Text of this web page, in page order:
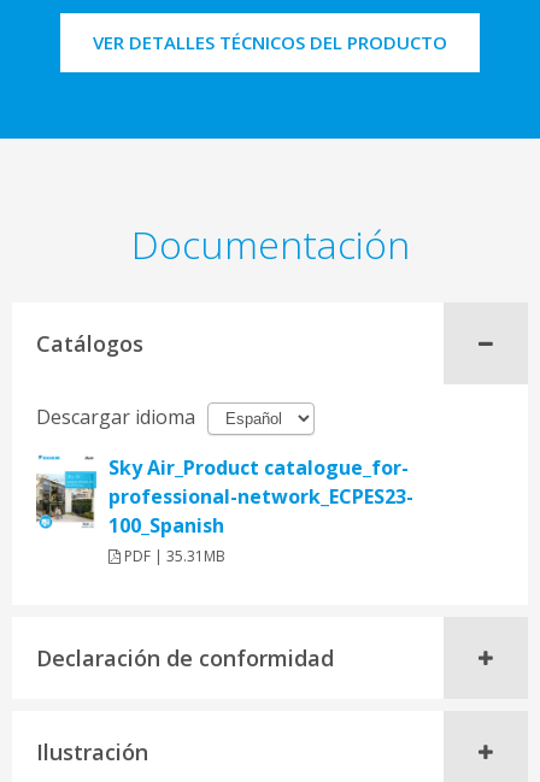
VER DETALLES TÉCNICOS DEL PRODUCTO
Documentación
Catálogos
Descargar idioma
Sky Air_Product catalogue_for-
professional-network_ECPES23-
100_Spanish
PDF | 35.31MB
Declaración de conformidad
Ilustración